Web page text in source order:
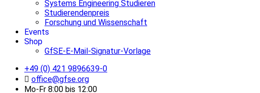
Systems Engineering Studieren
Studierendenpreis
Forschung und Wissenschaft
Events
Shop
GfSE-E-Mail-Signatur-Vorlage
+49 (0) 421 9896639-0
office@gfse.org
Mo-Fr 8:00 bis 12:00